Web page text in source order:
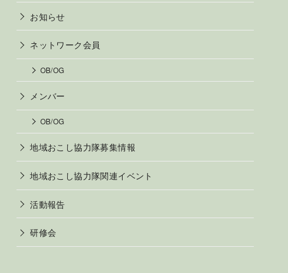
お知らせ
ネットワーク会員
OB/OG
メンバー
OB/OG
地域おこし協力隊募集情報
地域おこし協力隊関連イベント
活動報告
研修会